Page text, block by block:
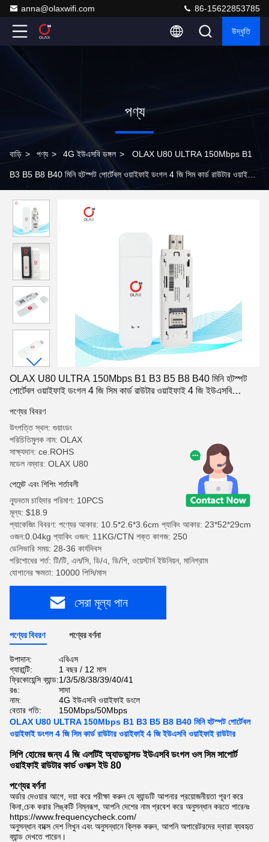
anna@olaxwifi.com 86-15622853785
উদ্ধৃতি
পণ্য
বাড়ি > পণ্য > 4G ইউএসবি ডঙ্গল > OLAX U80 ULTRA 150Mbps B1
B3 B5 B8 B40 মিনি হটস্পট পোর্টেবল ওয়াইফাই ডংগল 4 জি সিম কার্ড রাউটার ওয়াইফাই
OLAX U80 ULTRA 150Mbps B1 B3 B5 B8 B40 মিনি হটস্পট
পোর্টেবল ওয়াইফাই ডংগল 4 জি সিম কার্ড রাউটার ওয়াইফাই 4 জি ইউএসবি
পণ্যের বিবরণ
উৎপত্তি স্থল: গুয়াংডং
পরিচিতিমুলক নাম: OLAX
সাক্ষ্যদান: ce.ROHS
মডেল নম্বার: OLAX U80
পেমেন্ট এবং শিপিং শর্তাবলী
ন্যূনতম চাহিদার পরিমাণ: 10PCS
মূল্য: $18.9
প্যাকেজিং বিবরণ: পণ্যের আকার: 10.5*2.6*3.6cm প্যাকিং আকার: 23*52*29cm
ওজন:0.04kg প্যাকিং ওজন: 11KG/CTN শক্ত কাগজ: 250
ডেলিভারি সময়: 28-36 কার্যদিবস
পরিশোধের শর্ত: টি/টি, এল/সি, ডি/এ, ডি/পি, ওয়েস্টার্ন ইউনিয়ন, মানিগ্রাম
যোগানের ক্ষমতা: 10000 পিসি/মাস
সেরা মূল্য পান
পণ্যের বিবরণ পণ্যের বর্ণনা
উপাদান:
এবিএস
গ্যারান্টি:
1 বছর / 12 মাস
ফ্রিকোয়েন্সি ব্যান্ড:1/3/5/8/38/39/40/41
রঙ:
সাদা
নাম:
4G ইউএসবি ওয়াইফাই ডংলে
বেতার গতি:
150Mbps/50Mbps
OLAX U80 ULTRA 150Mbps B1 B3 B5 B8 B40 মিনি হটস্পট পোর্টেবল
ওয়াইফাই ডংগল 4 জি সিম কার্ড রাউটার ওয়াইফাই 4 জি ইউএসবি ওয়াইফাই রাউটার
সিপি হোমের জন্য 4 জি এলটিই অ্যাডভান্সড ইউএসবি ডংগল ওল সিম সাপোর্ট
ওয়াইফাই রাউটার কার্ড ওলাক্স ইউ 80
পণ্যের বর্ণনা
অর্ডার দেওয়ার আগে, দয়া করে পরীক্ষা করুন যে ব্যান্ডটি আপনার প্রয়োজনীয়তা পূরণ করে
কিনা,চেক করার লিঙ্কটি নিম্নরূপ, আপনি দেশের নাম প্রবেশ করে অনুসন্ধান করতে পারেনঃ
https://www.frequencycheck.com/
অনুসন্ধান বাক্সে দেশ লিখুন এবং অনুসন্ধানে ক্লিক করুন, আপনি অপারেটরদের দ্বারা ব্যবহৃত
ব্যান্ড দেখতে পারেন।